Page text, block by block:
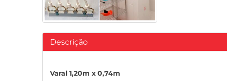
Descrição
Varal 1,20m x 0,74m